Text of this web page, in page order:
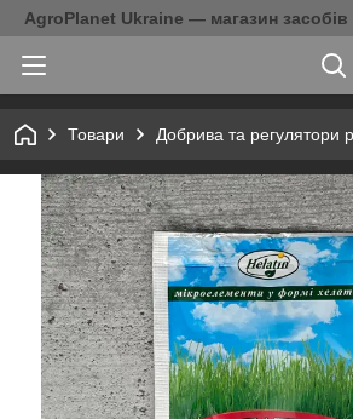
AgroPlanet Ukraine — магазин засобів
Товари Добрива та регулятори